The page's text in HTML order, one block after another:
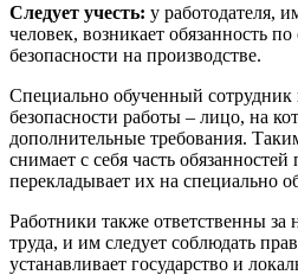
Следует учесть: у работодателя,
человек, возникает обязанность
безопасности на производстве.
Специально обученный
безопасности работы – лицо, на
дополнительные требования.
снимает с себя часть
перекладывает их на специально
Работники также ответственны
труда, и им следует соблюдать
устанавливает государство и